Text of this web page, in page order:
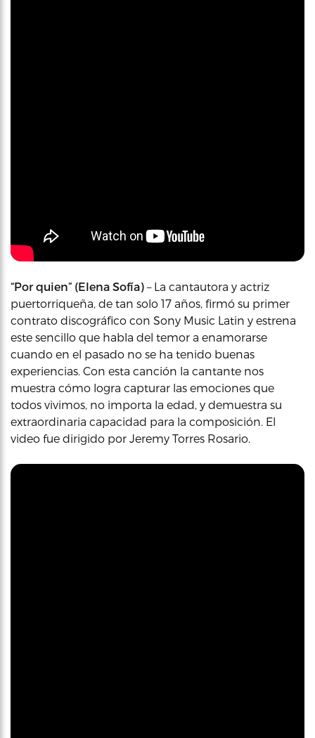
“Por quien” (Elena Sofía) – La cantautora y actriz
puertorriqueña, de tan solo 17 años, firmó su primer
contrato discográfico con Sony Music Latin y estrena
este sencillo que habla del temor a enamorarse
cuando en el pasado no se ha tenido buenas
experiencias. Con esta canción la cantante nos
muestra cómo logra capturar las emociones que
todos vivimos, no importa la edad, y demuestra su
extraordinaria capacidad para la composición. El
video fue dirigido por Jeremy Torres Rosario.